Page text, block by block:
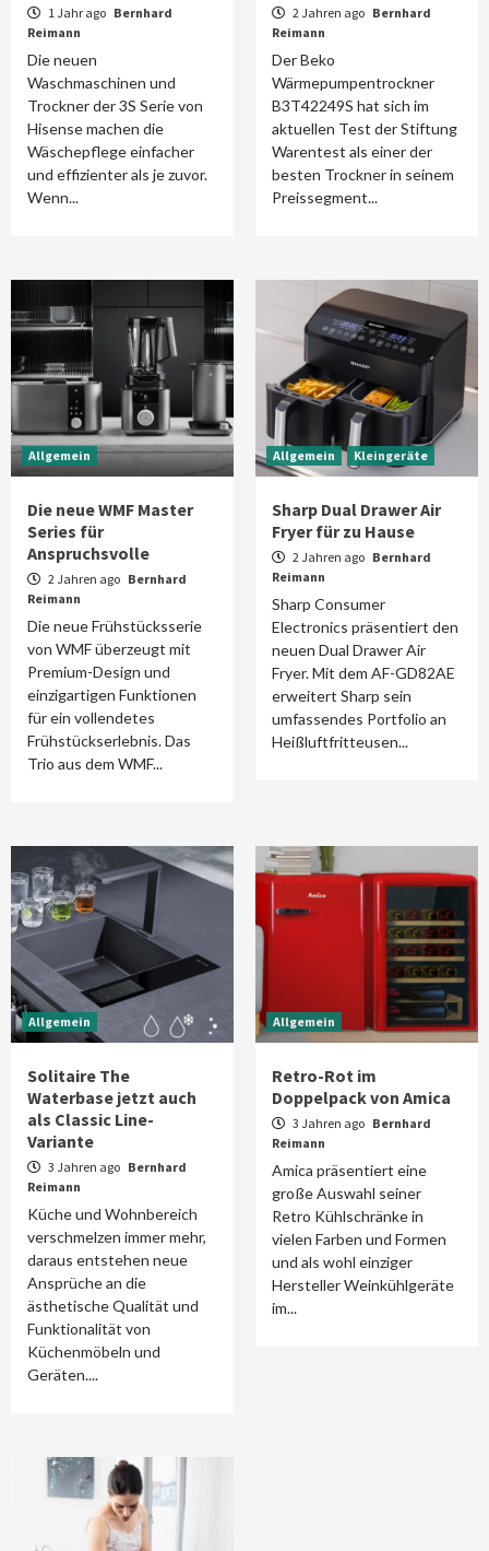
1 Jahr ago Bernhard
Reimann
Die neuen
Waschmaschinen und
Trockner der 3S Serie von
Hisense machen die
Wäschepflege einfacher
und effizienter als je zuvor.
Wenn...
2 Jahren ago Bernhard
Reimann
Der Beko
Wärmepumpentrockner
B3T42249S hat sich im
aktuellen Test der Stiftung
Warentest als einer der
besten Trockner in seinem
Preissegment...
Allgemein
Die neue WMF Master
Series für
Anspruchsvolle
2 Jahren ago Bernhard
Reimann
Die neue Frühstücksserie
von WMF überzeugt mit
Premium-Design und
einzigartigen Funktionen
für ein vollendetes
Frühstückserlebnis. Das
Trio aus dem WMF...
Allgemein Kleingeräte
Sharp Dual Drawer Air
Fryer für zu Hause
2 Jahren ago Bernhard
Reimann
Sharp Consumer
Electronics präsentiert den
neuen Dual Drawer Air
Fryer. Mit dem AF-GD82AE
erweitert Sharp sein
umfassendes Portfolio an
Heißluftfritteusen...
Allgemein
Solitaire The
Waterbase jetzt auch
als Classic Line-
Variante
3 Jahren ago Bernhard
Reimann
Küche und Wohnbereich
verschmelzen immer mehr,
daraus entstehen neue
Ansprüche an die
ästhetische Qualität und
Funktionalität von
Küchenmöbeln und
Geräten....
Allgemein
Retro-Rot im
Doppelpack von Amica
3 Jahren ago Bernhard
Reimann
Amica präsentiert eine
große Auswahl seiner
Retro Kühlschränke in
vielen Farben und Formen
und als wohl einziger
Hersteller Weinkühlgeräte
im...